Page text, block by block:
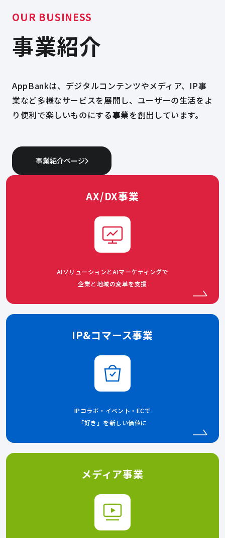
OUR BUSINESS
事業紹介
AppBankは、デジタルコンテンツやメディア、IP事
業など多様なサービスを展開し、ユーザーの生活をよ
り便利で楽しいものにする事業を創出しています。
事業紹介ページ
AX/DX事業
AIソリューションとAIマーケティングで
企業と地域の変革を支援
IP&コマース事業
IPコラボ・イベント・ECで
「好き」を新しい価値に
メディア事業